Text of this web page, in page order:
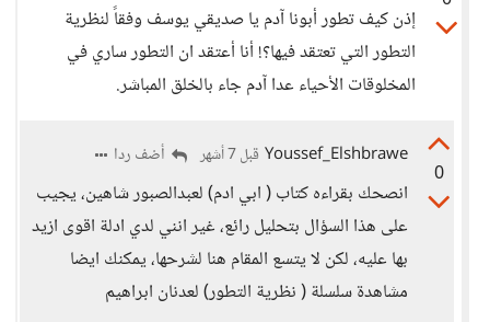
إذن كيف تطور أبونا آدم يا صديقي يوسف وفقاً لنظرية
التطور التي تعتقد فيها؟! أنا أعتقد ان التطور ساري في
المخلوقات الأحياء عدا آدم جاء بالخلق المباشر.
0
Youssef_Elshbrawe قبل 7 أشهر أضف ردا
انصحك بقراءه كتاب ( ابي ادم) لعبدالصبور شاهين، يجيب
على هذا السؤال بتحليل رائع، غير انني لدي ادلة اقوى ازيد
بها عليه، لكن لا يتسع المقام هنا لشرحها، يمكنك ايضا
مشاهدة سلسلة ( نظرية التطور) لعدنان ابراهيم